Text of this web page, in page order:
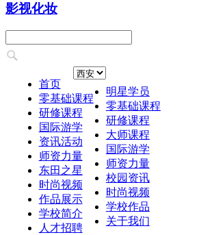
影视化妆
首页
零基础课程
研修课程
国际游学
资讯活动
师资力量
东田之星
时尚视频
作品展示
学校简介
人才招聘
明星学员
零基础课程
研修课程
大师课程
国际游学
师资力量
校园资讯
时尚视频
学校作品
关于我们